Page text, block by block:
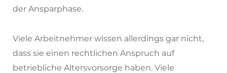
der Ansparphase.
Viele Arbeitnehmer wissen allerdings gar nicht,
dass sie einen rechtlichen Anspruch auf
betriebliche Altersvorsorge haben. Viele